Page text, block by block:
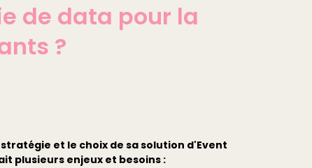
de data pour la
?
et le choix de sa solution d'Event
plusieurs enjeux et besoins :